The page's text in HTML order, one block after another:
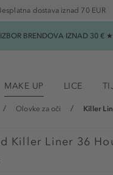
dostava iznad 70 EUR
BRENDOVA IZNAD 30 €
MAKE UP LICE
Olovke za oči Killer
Killer Liner 36